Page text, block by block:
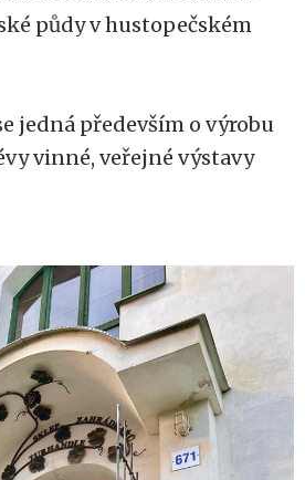
půdy v hustopečském
jedná především o výrobu
vinné, veřejné výstavy